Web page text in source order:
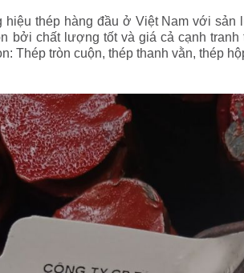
thép hàng đầu ở Việt Nam với
bởi chất lượng tốt và giá cả cạnh
Thép tròn cuộn, thép thanh vằn, thép